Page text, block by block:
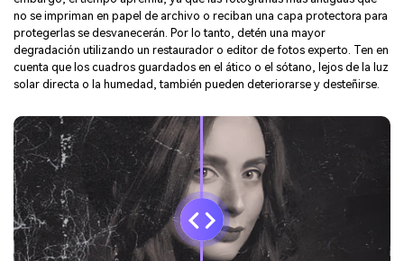
no se impriman en papel de archivo o reciban una capa protectora para
protegerlas se desvanecerán. Por lo tanto, detén una mayor
degradación utilizando un restaurador o editor de fotos experto. Ten en
cuenta que los cuadros guardados en el ático o el sótano, lejos de la luz
solar directa o la humedad, también pueden deteriorarse y desteñirse.